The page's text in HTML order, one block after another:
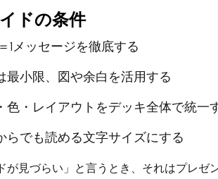
ドの条件
1メッセージを徹底する
最小限、図や余白を活用する
色・レイアウトをデッキ全体で統一
らでも読める文字サイズにする
が見づらい」と言うとき、それはプレゼ